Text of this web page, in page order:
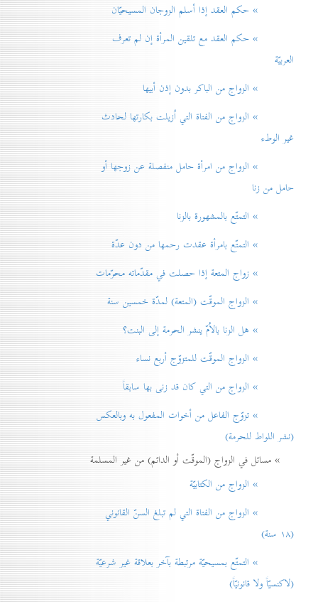
» حكم العقد إذا أسلم الزوجان المسيحيّان
» حكم العقد مع تلقين المرأة إن لم تعرف
العربيّة
» الزواج من الباكر بدون إذن أبيها
» الزواج من الفتاة التي اُزيلت بكارتها لحادث
غير الوطء
» الزواج من امرأة حامل منفصلة عن زوجها أو
حامل من زنا
» التمتّع بالمشهورة بالزنا
» التمتّع بامرأة عقدت رحمها من دون عدّة
» زواج المتعة إذا حصلت في مقدّماته محرّمات
» الزواج الموقّت (المتعة) لمدّة خمسين سنة
» هل الزنا بالاُمّ ينشر الحرمة إلی البنت؟
» الزواج الموقّت للمتزوّج أربع نساء
» الزواج من التي كان قد زنی بها سابقاً
» تزوّج الفاعل من أخوات المفعول به وبالعكس
(نشر اللواط للحرمة)
» مسائل في الزواج (الموقّت أو الدائم) من غير المسلمة
» الزواج من الكتابيّة
» الزواج من الفتاة التي لم تبلغ السنّ القانوني
(۱۸ سنة)
» التمتّع بمسيحيّة مرتبطة بآخر بعلاقة غير شرعيّة
(لاكنسيّاً ولا قانونيّاً)